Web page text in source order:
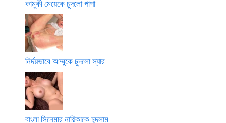
কামুকী মেয়েকে চুদলো পাপা
নির্দয়ভাবে আম্মুকে চুদলো স্যার
বাংলা সিনেমার নায়িকাকে চুদলাম